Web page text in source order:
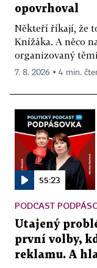
opovrhoval
Někteří říkají, že
Knížáka. A něco
organizovaný
7. 8. 2026 ▪ 4 min.
55:23
PODCAST
Utajený
první volby,
reklamu. A